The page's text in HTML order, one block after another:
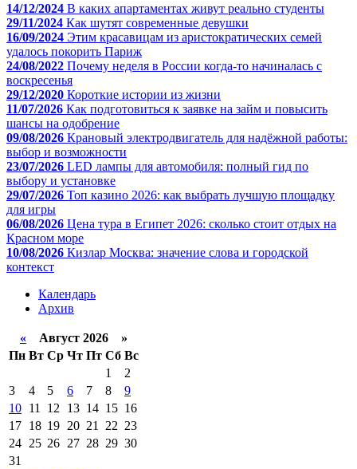
14/12/2024 В каких апартаментах живут реально студенты
29/11/2024 Как шутят современные девушки
16/09/2024 Этим красавицам из аристократических семей
удалось покорить Париж
24/08/2022 Почему неделя в России когда-то начиналась с
воскресенья
29/12/2020 Короткие истории из жизни
11/07/2026 Как подготовиться к заявке на займ и повысить
шансы на одобрение
09/08/2026 Крановый электродвигатель для надёжной работы:
выбор и возможности
23/07/2026 LED лампы для автомобиля: полный гид по
выбору и установке
29/07/2026 Топ казино 2026: как выбрать лучшую площадку
для игры
06/08/2026 Цена тура в Египет 2026: сколько стоит отдых на
Красном море
10/08/2026 Кизлар Москва: значение слова и городской
контекст
Календарь
Архив
« Август 2026 »
Пн Вт Ср Чт Пт Сб Вс
1
2
3
4 5 6 7 8
9
10 11 12 13 14 15 16
17 18 19 20 21 22 23
24 25 26 27 28 29 30
31